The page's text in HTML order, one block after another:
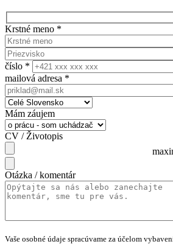
Krstné meno *
číslo *
mailová adresa *
Mám záujem
CV / Životopis
Otázka / komentár
Vaše osobné údaje spracúvame za účelom